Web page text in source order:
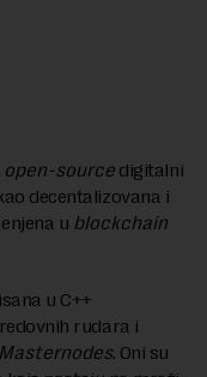
open-sourcedigitalni
decentalizovana i
u blockchain
u C++
rudara i
Masternodes. Oni su